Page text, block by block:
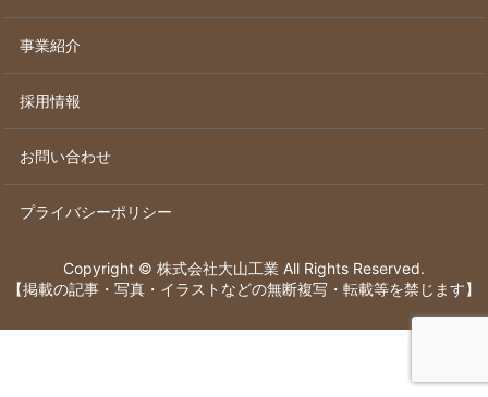
事業紹介
採用情報
お問い合わせ
プライバシーポリシー
Copyright © 株式会社大山工業 All Rights Reserved.
【掲載の記事・写真・イラストなどの無断複写・転載等を禁じます】